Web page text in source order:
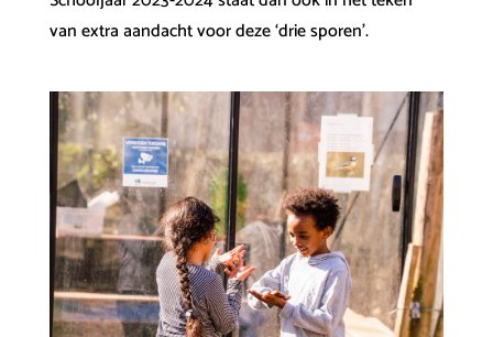
van extra aandacht voor deze ‘drie sporen’.